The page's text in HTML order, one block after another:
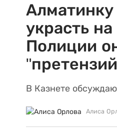
украсть
Полиции
В Казнете
Алиса